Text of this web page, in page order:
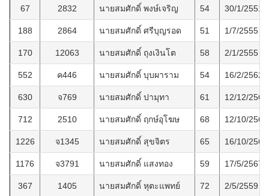
67 2832 นายสมศักดิ์ พงษ์เจริญ 54 30/1/2551
188 2864 นายสมศักดิ์ ศรีบุญรอด 51 1/7/2555
170 12063 นายสมศักดิ์ ถุงเงินโต 58 2/1/2555
552 ค446 นายสมศักดิ์ บุบผาราม 54 16/2/2562
630 จ769 นายสมศักดิ์ ปามุทา 61 12/12/2562
712 2510 นายสมศักดิ์ ฤกษ์อุโฆษ 68 12/10/2563
1226 จ1345 นายสมศักดิ์ สุขจิตร 65 16/10/2567
1176 จ3791 นายสมศักดิ์ แสงทอง 59 17/5/2567
367 1405 นายสมศักดิ์ หุตะแพทย์ 72 2/5/2559